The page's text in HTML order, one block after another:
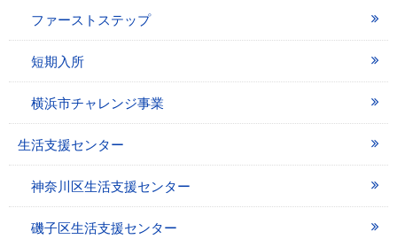
ファーストステップ
短期入所
横浜市チャレンジ事業
生活支援センター
神奈川区生活支援センター
磯子区生活支援センター